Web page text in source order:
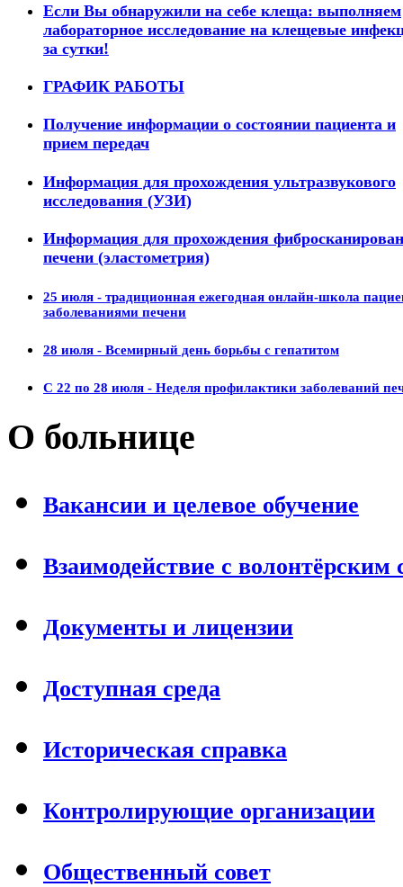
Если Вы обнаружили на себе клеща: выполняем
лабораторное исследование на клещевые
за сутки!
ГРАФИК РАБОТЫ
Получение информации о состоянии пациента и
прием передач
Информация для прохождения ультразвукового
исследования (УЗИ)
Информация для прохождения
печени (эластометрия)
25 июля - традиционная ежегодная онлайн-школа
заболеваниями печени
28 июля - Всемирный день борьбы с гепатитом
С 22 по 28 июля - Неделя профилактики заболеваний
О больнице
Вакансии и целевое обучение
Взаимодействие с волонтёрским
Документы и лицензии
Доступная среда
Историческая справка
Контролирующие организации
Общественный совет